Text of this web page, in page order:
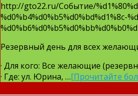
http://gto22.ru/Событие/
%d0%b4%d0%b5%d0%bd%d1%8c-
Резервный день для всех
· Для кого: Все желающие
· Где: ул. Юрина, …[Прочитайте